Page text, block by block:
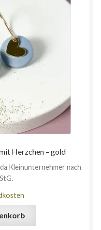
Herzchen – gold
Kleinunternehmer nach